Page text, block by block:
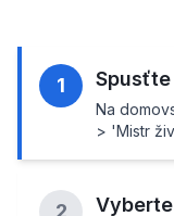
1
Na
> 'Mistr
2